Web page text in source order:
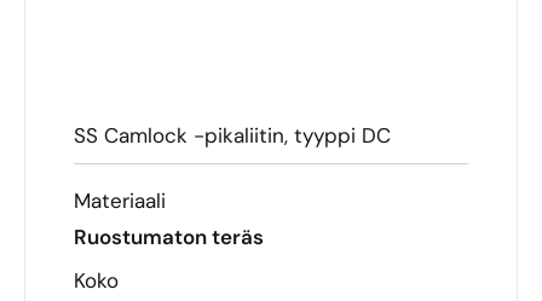
SS Camlock -pikaliitin, tyyppi DC
Materiaali
Ruostumaton teräs
Koko